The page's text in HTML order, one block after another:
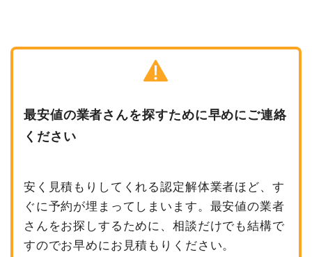
最安値の業者さんを探すために早めにご連絡
ください
安く見積もりしてくれる認定解体業者ほど、す
ぐに予約が埋まってしまいます。最安値の業者
さんをお探しするために、相談だけでも結構で
すのでお早めにお見積もりください。